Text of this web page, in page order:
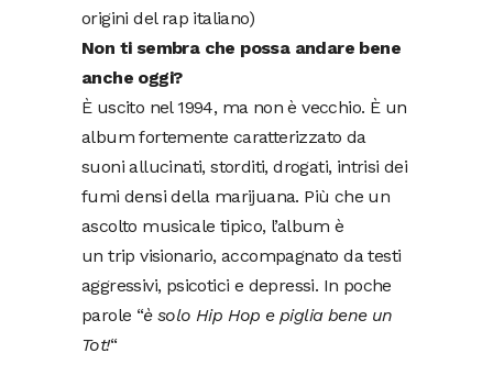
origini del rap italiano)
Non ti sembra che possa andare bene
anche oggi?
È uscito nel 1994, ma non è vecchio. È un
album fortemente caratterizzato da
suoni allucinati, storditi, drogati, intrisi dei
fumi densi della marijuana. Più che un
ascolto musicale tipico, l’album è
un trip visionario, accompagnato da testi
aggressivi, psicotici e depressi. In poche
parole “è solo Hip Hop e piglia bene un
Tot!“